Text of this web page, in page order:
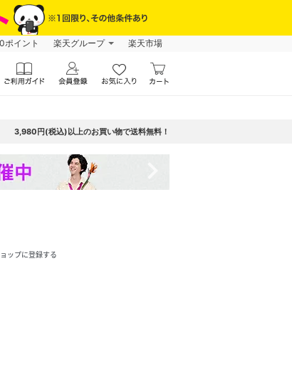
ポイント 楽天グループ 楽天市場
3,980円(税込)以上のお買い物で送料無料！
ップに登録する